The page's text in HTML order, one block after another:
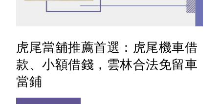
虎尾當舖推薦首選：虎尾機車借
款、小額借錢，雲林合法免留車
當鋪